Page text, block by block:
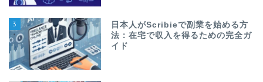
3
日本人がScribieで副業を始める方
法：在宅で収入を得るための完全ガ
イド